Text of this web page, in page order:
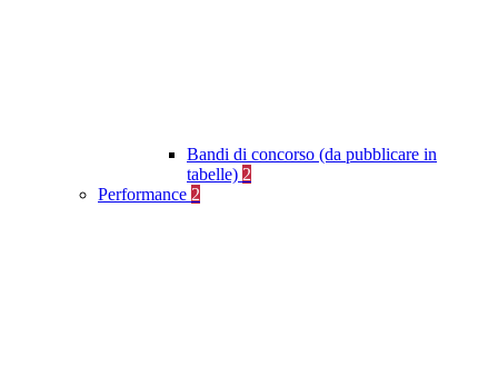
Bandi di concorso (da pubblicare in
tabelle) 2
Performance 2